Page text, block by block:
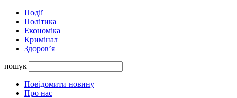
Події
Політика
Економіка
Кримінал
Здоров’я
пошук
Повідомити новину
Про нас